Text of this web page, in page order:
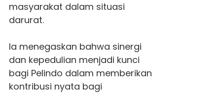
masyarakat dalam situasi
darurat.
Ia menegaskan bahwa sinergi
dan kepedulian menjadi kunci
bagi Pelindo dalam memberikan
kontribusi nyata bagi